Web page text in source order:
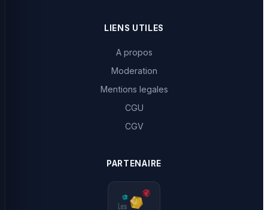
LIENS UTILES
A propos
Moderation
Mentions legales
CGU
CGV
PARTENAIRE